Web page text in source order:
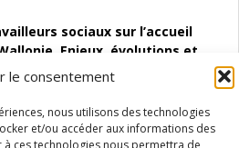
le consentement
nous utilisons des technologies
et/ou accéder aux informations des
ces technologies nous permettra de
sociaux sur l’accueil
Enjeux, évolutions et
Structures